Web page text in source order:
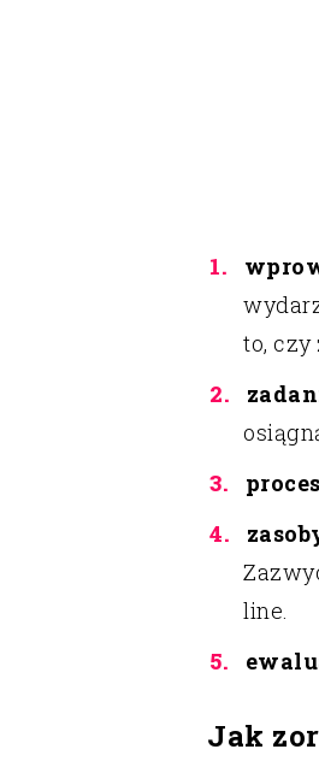
to, czy
proces
line.
Jak